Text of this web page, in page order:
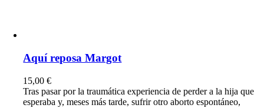
Aquí reposa Margot
15,00€
Tras pasar por la traumática experiencia de perder a la hija que
esperaba y, meses más tarde, sufrir otro aborto espontáneo,